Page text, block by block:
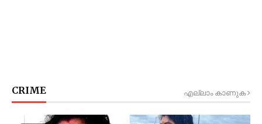
CRIME എല്ലാം കാണുക